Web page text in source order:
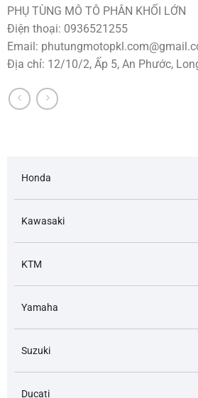
PHỤ TÙNG MÔ TÔ PHÂN KHỐI LỚN
Điện thoại: 0936521255
Email:
Địa chỉ: 12/10/2, Ấp 5, An Phước,
Honda
Kawasaki
KTM
Yamaha
Suzuki
Ducati